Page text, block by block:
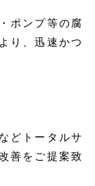
ポンプ等の腐
り、迅速かつ
どトータルサ
善をご提案致